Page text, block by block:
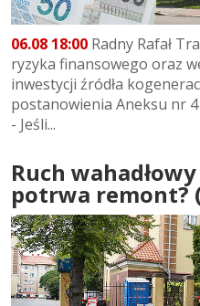
06.08 18:00 Radny Rafał
ryzyka finansowego oraz
inwestycji źródła
postanowienia Aneksu nr 4
- Jeśli...
Ruch
potrwa remont?